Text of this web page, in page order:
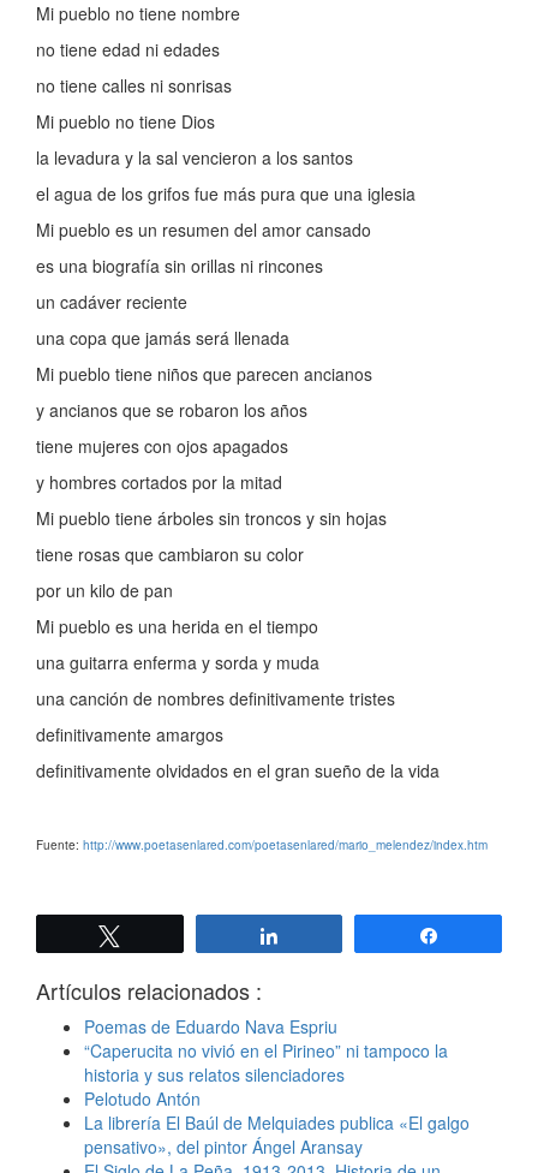
Mi pueblo no tiene nombre
no tiene edad ni edades
no tiene calles ni sonrisas
Mi pueblo no tiene Dios
la levadura y la sal vencieron a los santos
el agua de los grifos fue más pura que una iglesia
Mi pueblo es un resumen del amor cansado
es una biografía sin orillas ni rincones
un cadáver reciente
una copa que jamás será llenada
Mi pueblo tiene niños que parecen ancianos
y ancianos que se robaron los años
tiene mujeres con ojos apagados
y hombres cortados por la mitad
Mi pueblo tiene árboles sin troncos y sin hojas
tiene rosas que cambiaron su color
por un kilo de pan
Mi pueblo es una herida en el tiempo
una guitarra enferma y sorda y muda
una canción de nombres definitivamente tristes
definitivamente amargos
definitivamente olvidados en el gran sueño de la vida
Fuente: http://www.poetasenlared.com/poetasenlared/mario_melendez/index.htm
Artículos relacionados :
Poemas de Eduardo Nava Espriu
“Caperucita no vivió en el Pirineo” ni tampoco la
historia y sus relatos silenciadores
Pelotudo Antón
La librería El Baúl de Melquiades publica «El galgo
pensativo», del pintor Ángel Aransay